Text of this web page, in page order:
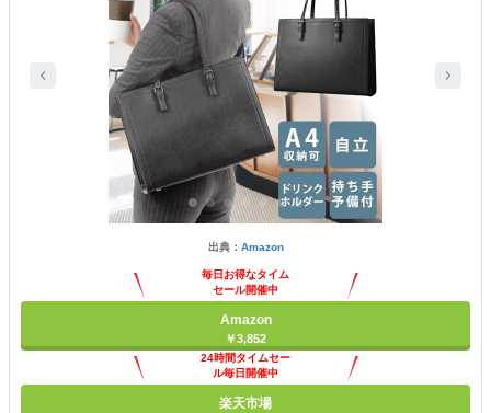
出典： Amazon
毎日お得なタイム
セール開催中
Amazon
￥3,852
24時間タイムセー
ル毎日開催中
楽天市場